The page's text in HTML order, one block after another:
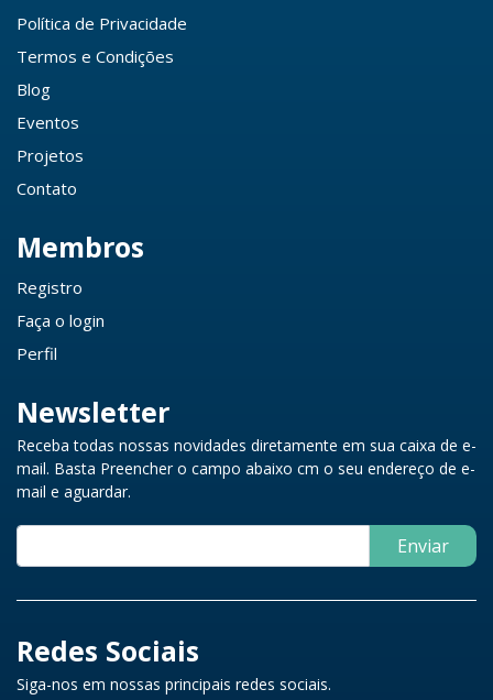
Política de Privacidade
Termos e Condições
Blog
Eventos
Projetos
Contato
Membros
Registro
Faça o login
Perfil
Newsletter
Receba todas nossas novidades diretamente em sua caixa de e-
mail. Basta Preencher o campo abaixo cm o seu endereço de e-
mail e aguardar.
Enviar
Redes Sociais
Siga-nos em nossas principais redes sociais.